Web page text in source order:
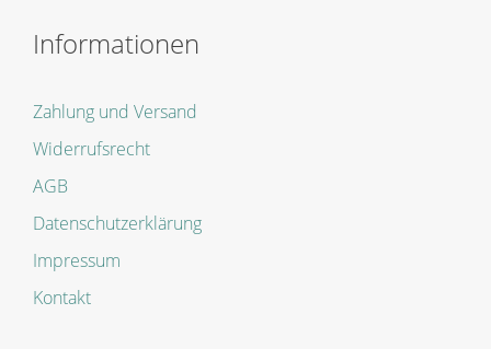
Informationen
Zahlung und Versand
Widerrufsrecht
AGB
Datenschutzerklärung
Impressum
Kontakt